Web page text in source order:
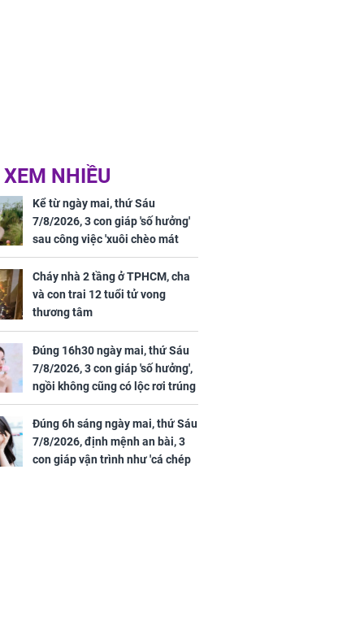
NHIỀU
Kể từ ngày mai, thứ Sáu
7/8/2026, 3 con giáp 'số hưởng'
sau công việc 'xuôi chèo mát
mái', tiền tài 'thu về như nước',
tình duyên viên mãn
Cháy nhà 2 tầng ở TPHCM, cha
và con trai 12 tuổi tử vong
thương tâm
Đúng 16h30 ngày mai, thứ Sáu
7/8/2026, 3 con giáp 'số hưởng',
ngồi không cũng có lộc rơi trúng
đầu, vừa tránh được họa vừa có
tiền vàng
Đúng 6h sáng ngày mai, thứ Sáu
7/8/2026, định mệnh an bài, 3
con giáp vận trình như 'cá chép